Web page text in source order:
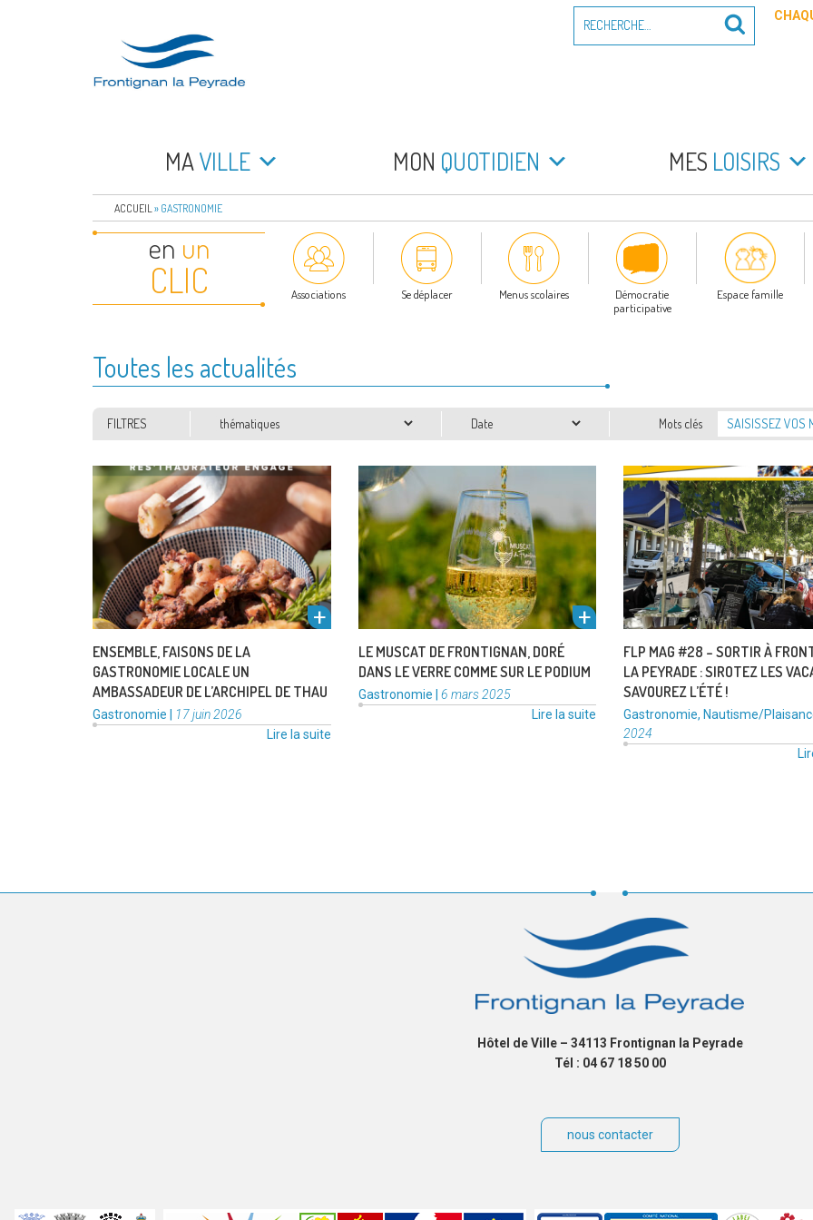
FRONTIGNAN LA PEYRADE
pour
Recherche
MAVILLE MON QUOTIDIEN MES LOISIRS
ACCUEIL » GASTRONOMIE
en un
CLIC Associations Se déplacer Menus scolaires
Démocratie
participative
Espace famille
Toutes les actualités
FILTRES Thématiques Date Mots clés
L’office de tourisme Archipel de Thau
lance un appel aux commerçants de
Frontignan la Peyrade pour adhérer à la
charte …
Lire la suitede
« Ensemble,
faisons
de
la
gastronomie
locale
ambassadeur
de
l’Archipel
ENSEMBLE, FAISONS DE LA
GASTRONOMIE LOCALE UN
AMBASSADEUR DE L’ARCHIPEL DE THAU
Catégories
Gastronomie
Publié
17 juin 2026
Lire la suite
Le muscat de Frontignan brille une fois de
plus sur la scène nationale ! Lors du
prestigieux Salon de l’Agriculture …
Lire la suitede
« Le
muscat
Frontignan,
doré
comme
LE MUSCAT DE FRONTIGNAN, DORÉ
DANS LE VERRE COMME SUR LE PODIUM
Catégories
Gastronomie
Publié
6 mars 2025
Lire la suite
Frontignan la Peyrade
mosaïque de lieux et
les cœurs palpitants de
ou La …
FLP MAG #28 – SORTIR À
LA PEYRADE : SIROTEZ LES
SAVOUREZ L’ÉTÉ !
Catégories
:
Gastronomie, Nautisme/
2024
Hôtel de Ville – 34113 Frontignan la Peyrade
Tél : 04 67 18 50 00
nous contacter